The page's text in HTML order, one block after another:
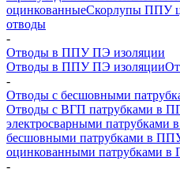
оцинкованныеСкорлупы ППУ
отводы
-
Отводы в ППУ ПЭ изоляции
Отводы в ППУ ПЭ изоляции
-
Отводы с бесшовными
Отводы с ВГП патрубками в
электросварными
бесшовными патрубками в
оцинкованными патрубками
-